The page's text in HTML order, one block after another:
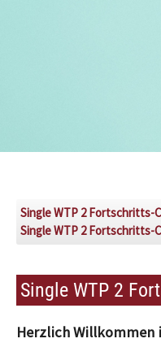
Single WTP 2 Fortschritts-
Single WTP 2 Fortschritts-
Single WTP 2
Herzlich Willkommen